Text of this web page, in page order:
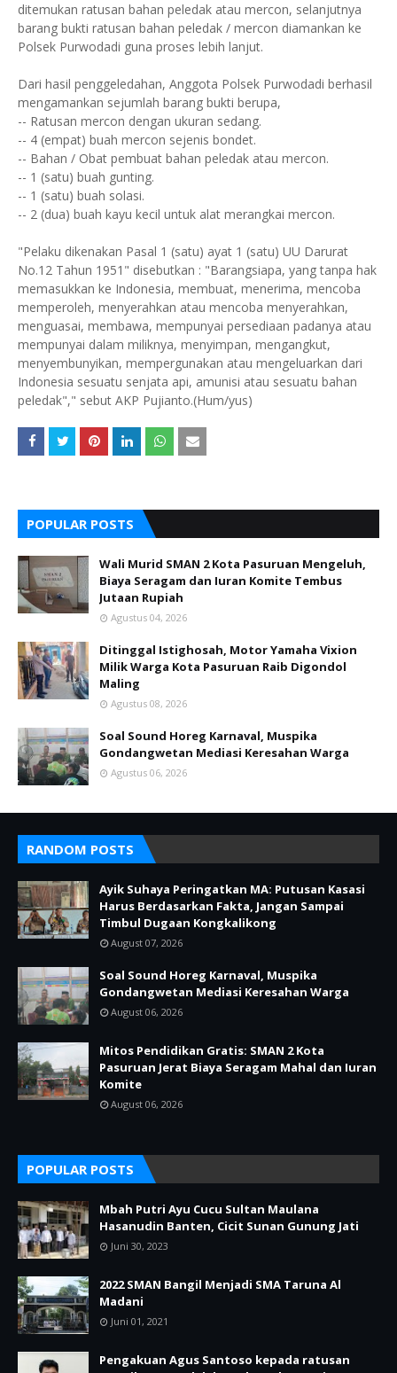
ditemukan ratusan bahan peledak atau mercon, selanjutnya
barang bukti ratusan bahan peledak / mercon diamankan ke
Polsek Purwodadi guna proses lebih lanjut.
Dari hasil penggeledahan, Anggota Polsek Purwodadi berhasil
mengamankan sejumlah barang bukti berupa,
-- Ratusan mercon dengan ukuran sedang.
-- 4 (empat) buah mercon sejenis bondet.
-- Bahan / Obat pembuat bahan peledak atau mercon.
-- 1 (satu) buah gunting.
-- 1 (satu) buah solasi.
-- 2 (dua) buah kayu kecil untuk alat merangkai mercon.
"Pelaku dikenakan Pasal 1 (satu) ayat 1 (satu) UU Darurat
No.12 Tahun 1951" disebutkan : "Barangsiapa, yang tanpa hak
memasukkan ke Indonesia, membuat, menerima, mencoba
memperoleh, menyerahkan atau mencoba menyerahkan,
menguasai, membawa, mempunyai persediaan padanya atau
mempunyai dalam miliknya, menyimpan, mengangkut,
menyembunyikan, mempergunakan atau mengeluarkan dari
Indonesia sesuatu senjata api, amunisi atau sesuatu bahan
peledak"," sebut AKP Pujianto.(Hum/yus)
POPULAR POSTS
Wali Murid SMAN 2 Kota Pasuruan Mengeluh,
Biaya Seragam dan Iuran Komite Tembus
Jutaan Rupiah
Agustus 04, 2026
Ditinggal Istighosah, Motor Yamaha Vixion
Milik Warga Kota Pasuruan Raib Digondol
Maling
Agustus 08, 2026
Soal Sound Horeg Karnaval, Muspika
Gondangwetan Mediasi Keresahan Warga
Agustus 06, 2026
RANDOM POSTS
Ayik Suhaya Peringatkan MA: Putusan Kasasi
Harus Berdasarkan Fakta, Jangan Sampai
Timbul Dugaan Kongkalikong
August 07, 2026
Soal Sound Horeg Karnaval, Muspika
Gondangwetan Mediasi Keresahan Warga
August 06, 2026
Mitos Pendidikan Gratis: SMAN 2 Kota
Pasuruan Jerat Biaya Seragam Mahal dan Iuran
Komite
August 06, 2026
POPULAR POSTS
Mbah Putri Ayu Cucu Sultan Maulana
Hasanudin Banten, Cicit Sunan Gunung Jati
Juni 30, 2023
2022 SMAN Bangil Menjadi SMA Taruna Al
Madani
Juni 01, 2021
Pengakuan Agus Santoso kepada ratusan